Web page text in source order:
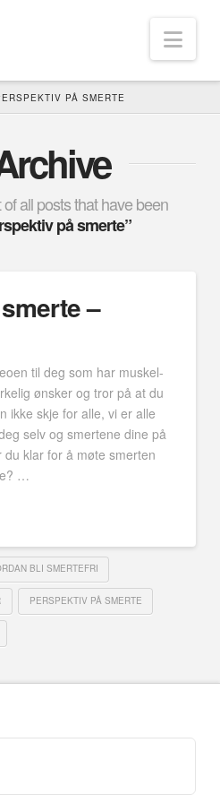
PÅ SMERTE
all posts that have been
på smerte”
–
til deg som har muskel-
ønsker og tror på at du
ikke skje for alle, vi er alle
selv og smertene dine på
klar for å møte smerten
…
BLI SMERTEFRI
PERSPEKTIV PÅ SMERTE